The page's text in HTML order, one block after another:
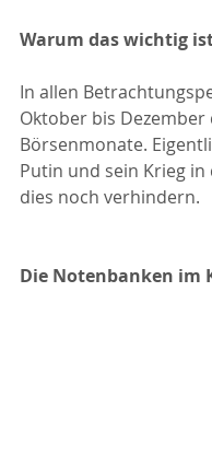
Warum das wichtig
In allen
Oktober bis Dezember
Börsenmonate.
Putin und sein Krieg in
dies noch verhindern.
Die Notenbanken im